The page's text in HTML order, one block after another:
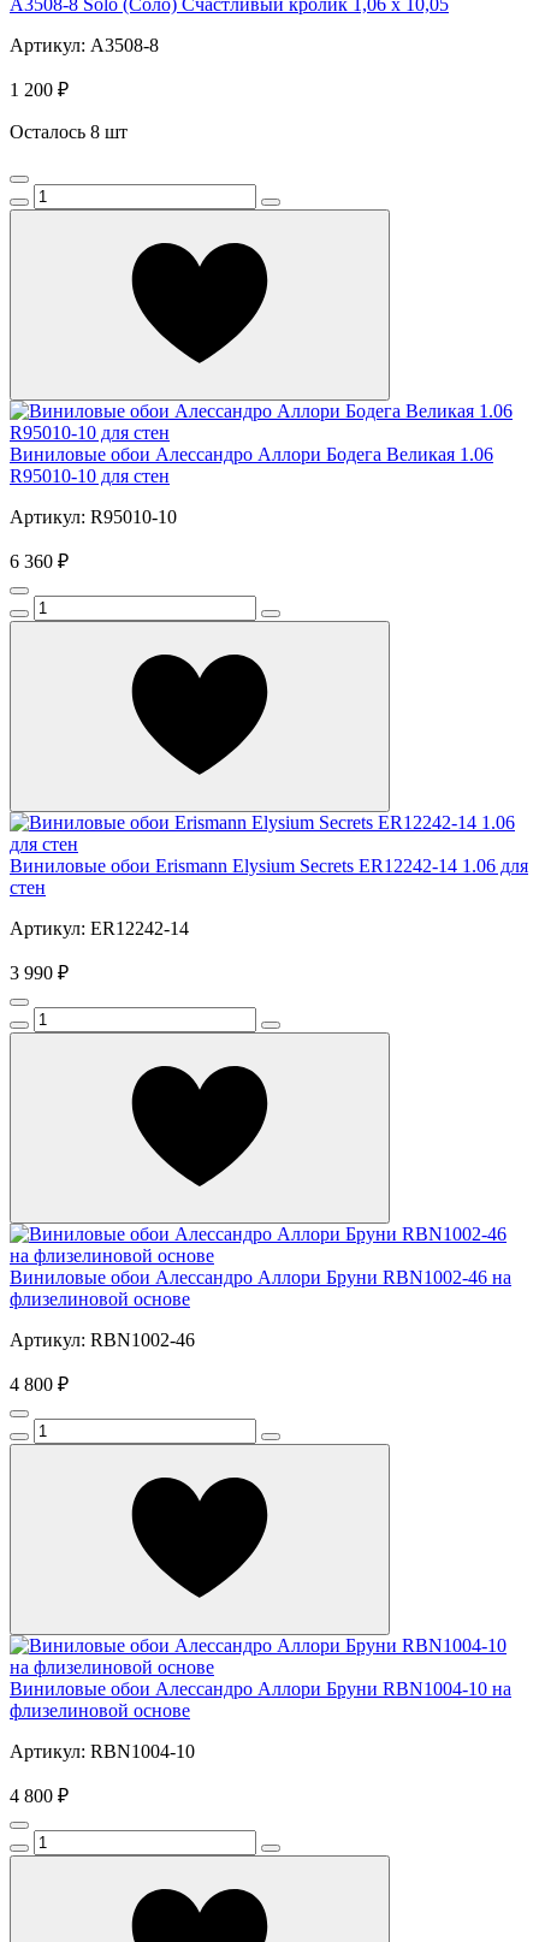
A3508-8 Solo (Соло) Счастливый кролик 1,06 х 10,05
Артикул: A3508-8
1 200 ₽
Осталось 8 шт
Виниловые обои Алессандро Аллори Бодега Великая 1.06
R95010-10 для стен
Артикул: R95010-10
6 360 ₽
Виниловые обои Erismann Elysium Secrets ER12242-14 1.06 для
стен
Артикул: ER12242-14
3 990 ₽
Виниловые обои Алессандро Аллори Бруни RBN1002-46 на
флизелиновой основе
Артикул: RBN1002-46
4 800 ₽
Виниловые обои Алессандро Аллори Бруни RBN1004-10 на
флизелиновой основе
Артикул: RBN1004-10
4 800 ₽